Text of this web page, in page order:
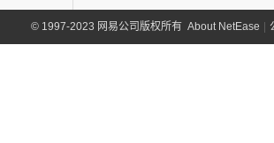
©1997-2023 网易公司版权所有 About NetEase